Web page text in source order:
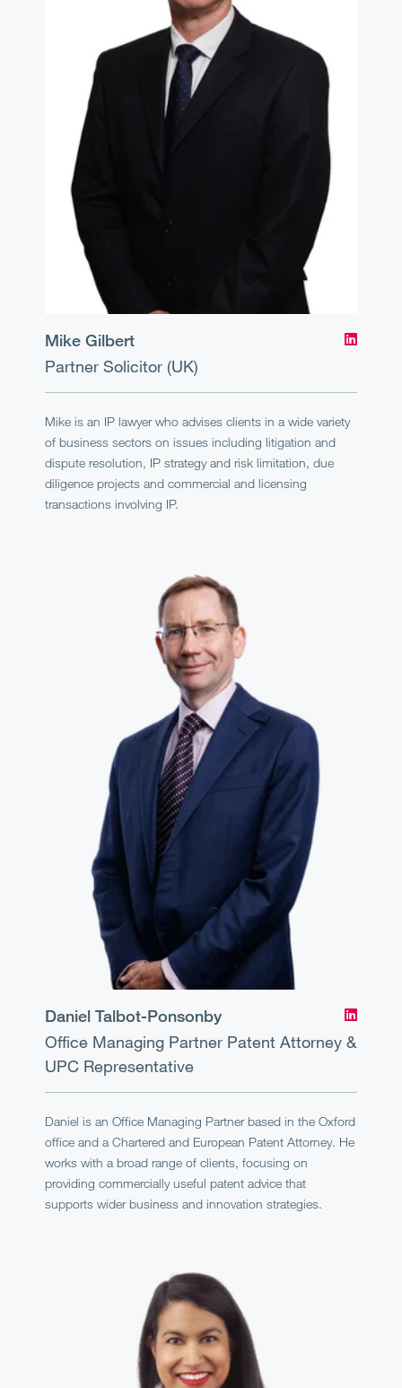
Mike Gilbert
Partner Solicitor (UK)
Mike is an IP lawyer who advises clients in a wide variety
of business sectors on issues including litigation and
dispute resolution, IP strategy and risk limitation, due
diligence projects and commercial and licensing
transactions involving IP.
Daniel Talbot-Ponsonby
Office Managing Partner Patent Attorney &
UPC Representative
Daniel is an Office Managing Partner based in the Oxford
office and a Chartered and European Patent Attorney. He
works with a broad range of clients, focusing on
providing commercially useful patent advice that
supports wider business and innovation strategies.